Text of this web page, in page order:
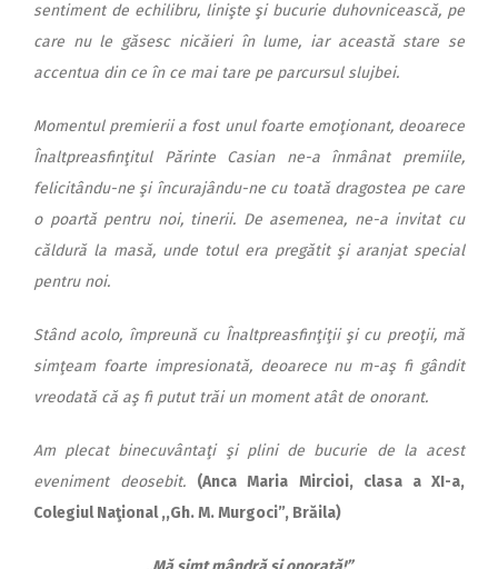
sentiment de echilibru, linişte şi bucurie duhovnicească, pe
care nu le găsesc nicăieri în lume, iar această stare se
accentua din ce în ce mai tare pe parcursul slujbei.
Momentul premierii a fost unul foarte emoţionant, deoarece
Înaltpreasfinţitul Părinte Casian ne-a înmânat premiile,
felicitându-ne şi încurajându-ne cu toată dragostea pe care
o poartă pentru noi, tinerii. De asemenea, ne-a invitat cu
căldură la masă, unde totul era pregătit şi aranjat special
pentru noi.
Stând acolo, împreună cu Înaltpreasfinţiţii şi cu preoţii, mă
simţeam foarte impresionată, deoarece nu m-aş fi gândit
vreodată că aş fi putut trăi un moment atât de onorant.
Am plecat binecuvântaţi şi plini de bucurie de la acest
eveniment deosebit.
(Anca Maria Mircioi, clasa a XI-a,
Colegiul Naţional ,,Gh. M. Murgoci”, Brăila)